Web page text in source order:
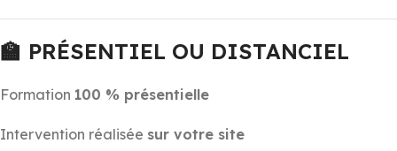
🏫 PRÉSENTIEL OU DISTANCIEL
Formation 100 % présentielle
Intervention réalisée sur votre site